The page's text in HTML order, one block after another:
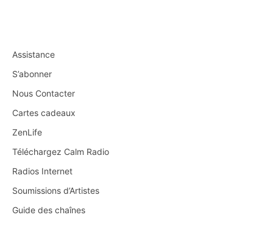
Assistance
S’abonner
Nous Contacter
Cartes cadeaux
ZenLife
Téléchargez Calm Radio
Radios Internet
Soumissions d’Artistes
Guide des chaînes